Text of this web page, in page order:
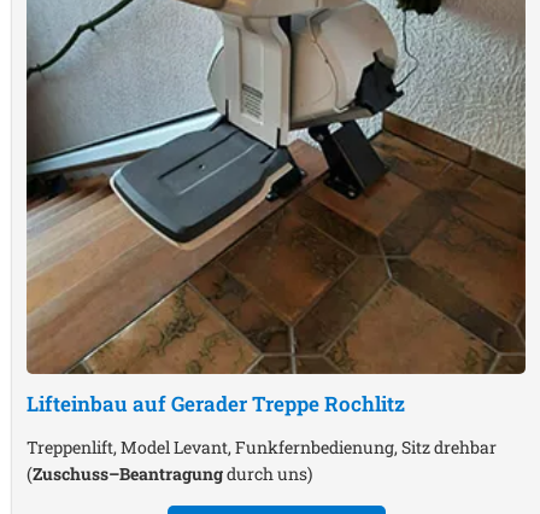
Lifteinbau auf Gerader TreppeRochlitz
Treppenlift, Model Levant, Funkfernbedienung, Sitz drehbar
(Zuschuss–Beantragungdurch uns)